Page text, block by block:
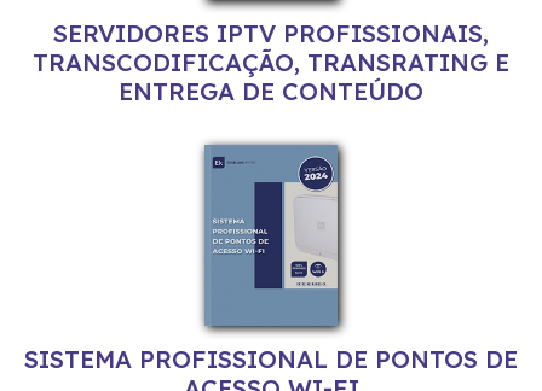
SERVIDORES IPTV PROFISSIONAIS,
TRANSCODIFICAÇÃO, TRANSRATING E
ENTREGA DE CONTEÚDO
SISTEMA PROFISSIONAL DE PONTOS DE